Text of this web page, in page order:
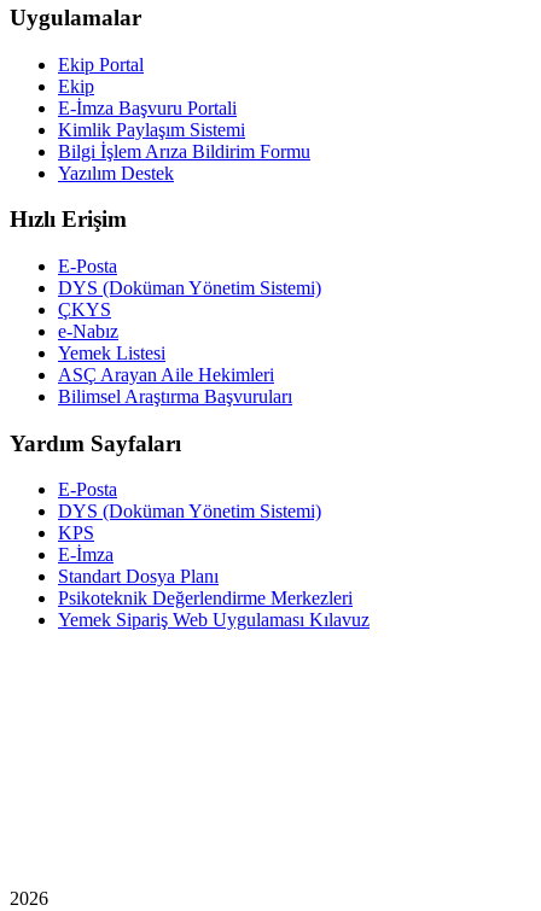
Uygulamalar
Ekip Portal
Ekip
E-İmza Başvuru Portali
Kimlik Paylaşım Sistemi
Bilgi İşlem Arıza Bildirim Formu
Yazılım Destek
Hızlı Erişim
E-Posta
DYS (Doküman Yönetim Sistemi)
ÇKYS
e-Nabız
Yemek Listesi
ASÇ Arayan Aile Hekimleri
Bilimsel Araştırma Başvuruları
Yardım Sayfaları
E-Posta
DYS (Doküman Yönetim Sistemi)
KPS
E-İmza
Standart Dosya Planı
Psikoteknik Değerlendirme Merkezleri
Yemek Sipariş Web Uygulaması Kılavuz
2026